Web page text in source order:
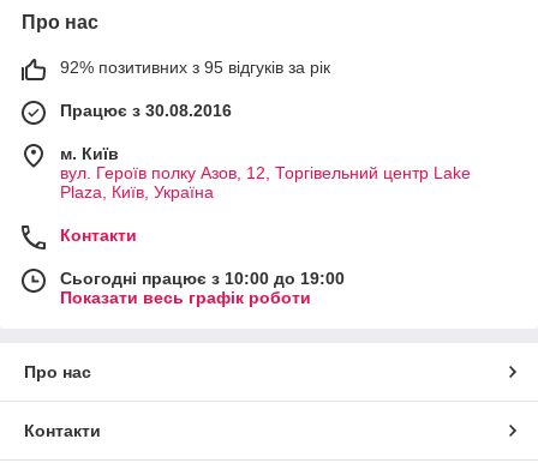
Про нас
92% позитивних з 95 відгуків за рік
Працює з 30.08.2016
м. Київ
вул. Героїв полку Азов, 12, Торгівельний центр Lake
Plaza, Київ, Україна
Контакти
Сьогодні працює з 10:00 до 19:00
Показати весь графік роботи
Про нас
Контакти